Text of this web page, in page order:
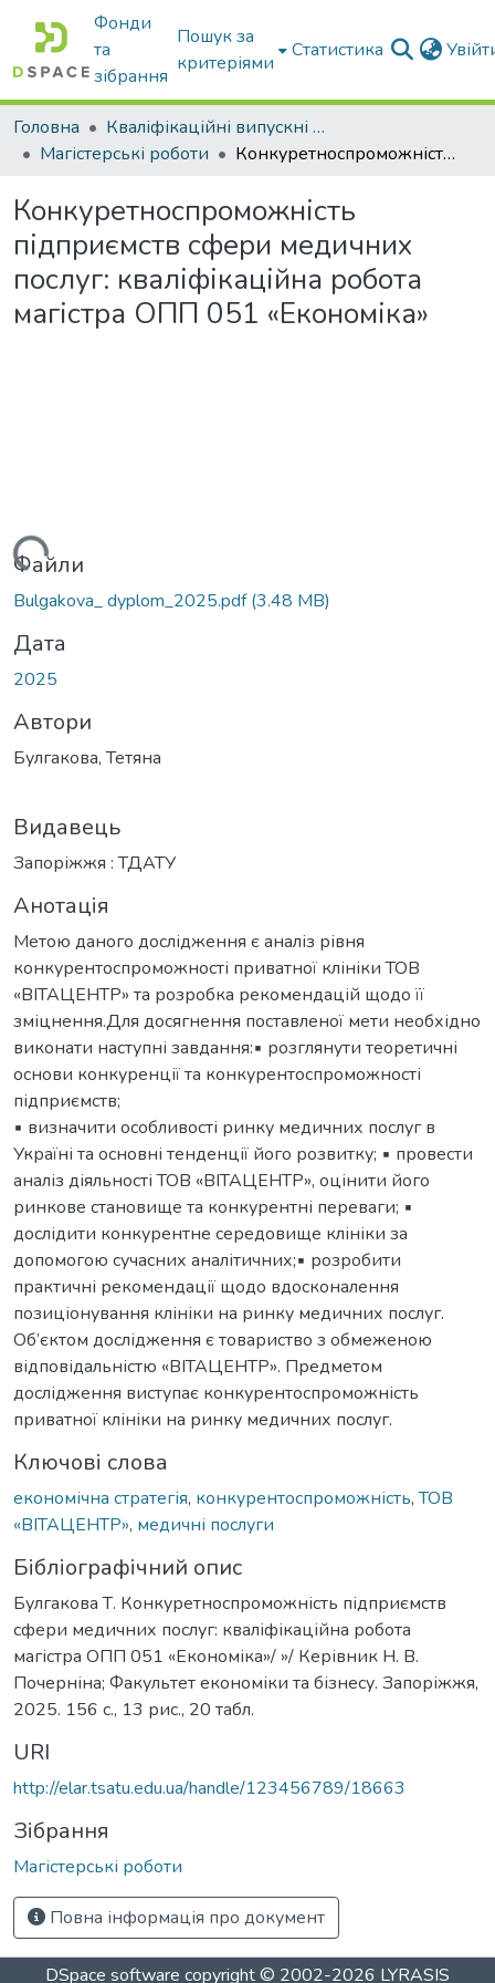
Фонди
та
зібрання
Пошук за
критеріями
Статистика
Головна
Кваліфікаційні випускні роботи бакалаврів і магістрів
Магістерські роботи
Конкуретноспроможність підприємств сфери медичних послуг: кваліфікаційна робота магістра ОПП 051 «Економіка»
Конкуретноспроможність
підприємств сфери медичних
послуг: кваліфікаційна робота
магістра ОПП 051 «Економіка»
Файли
Bulgakova_ dyplom_2025.pdf(3.48 MB)
Дата
2025
Автори
Булгакова, Тетяна
Видавець
Запоріжжя : ТДАТУ
Анотація
Метою даного дослідження є аналіз рівня
конкурентоспроможності приватної клініки ТОВ
«ВІТАЦЕНТР» та розробка рекомендацій щодо її
зміцнення.Для досягнення поставленої мети необхідно
виконати наступні завдання:▪ розглянути теоретичні
основи конкуренції та конкурентоспроможності
підприємств;
▪ визначити особливості ринку медичних послуг в
Україні та основні тенденції його розвитку; ▪ провести
аналіз діяльності ТОВ «ВІТАЦЕНТР», оцінити його
ринкове становище та конкурентні переваги; ▪
дослідити конкурентне середовище клініки за
допомогою сучасних аналітичних;▪ розробити
практичні рекомендації щодо вдосконалення
позиціонування клініки на ринку медичних послуг.
Об’єктом дослідження є товариство з обмеженою
відповідальністю «ВІТАЦЕНТР». Предметом
дослідження виступає конкурентоспроможність
приватної клініки на ринку медичних послуг.
Ключові слова
економічна стратегія, конкурентоспроможність,ТОВ
«ВІТАЦЕНТР», медичні послуги
Бібліографічний опис
Булгакова Т. Конкуретноспроможність підприємств
сфери медичних послуг: кваліфікаційна робота
магістра ОПП 051 «Економіка»/ »/ Керівник Н. В.
Почерніна; Факультет економіки та бізнесу. Запоріжжя,
2025. 156 с., 13 рис., 20 табл.
URI
http://elar.tsatu.edu.ua/handle/123456789/18663
Зібрання
Магістерські роботи
Повна інформація про документ
DSpace software copyright © 2002-2026 LYRASIS